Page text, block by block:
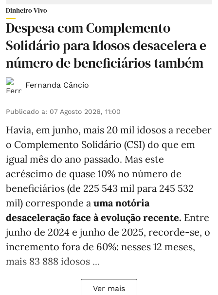
Dinheiro Vivo
Despesa com Complemento
Solidário para Idosos desacelera e
número de beneficiários também
Fernanda Câncio
Publicado a: 07 Agosto 2026, 11:00
Havia, em junho, mais 20 mil idosos a receber
o Complemento Solidário (CSI) do que em
igual mês do ano passado. Mas este
acréscimo de quase 10% no número de
beneficiários (de 225 543 mil para 245 532
mil) corresponde a uma notória
desaceleração face à evolução recente. Entre
junho de 2024 e junho de 2025, recorde-se, o
incremento fora de 60%: nesses 12 meses,
mais 83 888 idosos ...
Ver mais